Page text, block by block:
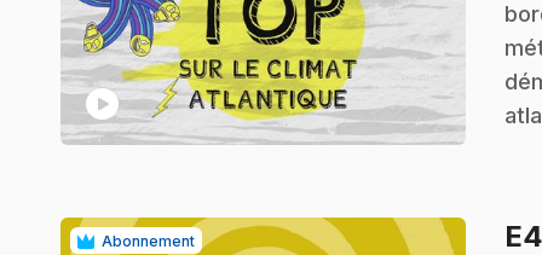
play_circle
Abonnement E4